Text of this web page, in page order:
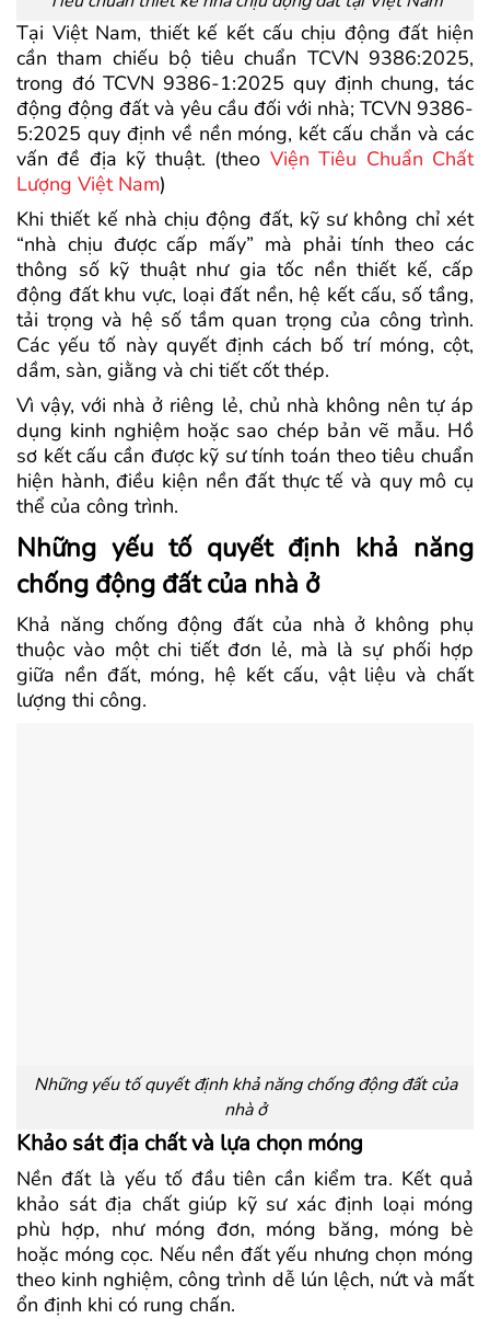
Tại Việt Nam, thiết kế kết cấu chịu động đất hiện
cần tham chiếu bộ tiêu chuẩn TCVN 9386:2025,
trong đó TCVN 9386-1:2025 quy định chung, tác
động động đất và yêu cầu đối với nhà; TCVN 9386-
5:2025 quy định về nền móng, kết cấu chắn và các
vấn đề địa kỹ thuật. (theo Viện Tiêu Chuẩn Chất
Lượng Việt Nam)
Khi thiết kế nhà chịu động đất, kỹ sư không chỉ xét
“nhà chịu được cấp mấy” mà phải tính theo các
thông số kỹ thuật như gia tốc nền thiết kế, cấp
động đất khu vực, loại đất nền, hệ kết cấu, số tầng,
tải trọng và hệ số tầm quan trọng của công trình.
Các yếu tố này quyết định cách bố trí móng, cột,
dầm, sàn, giằng và chi tiết cốt thép.
Vì vậy, với nhà ở riêng lẻ, chủ nhà không nên tự áp
dụng kinh nghiệm hoặc sao chép bản vẽ mẫu. Hồ
sơ kết cấu cần được kỹ sư tính toán theo tiêu chuẩn
hiện hành, điều kiện nền đất thực tế và quy mô cụ
thể của công trình.
Những yếu tố quyết định khả năng
chống động đất của nhà ở
Khả năng chống động đất của nhà ở không phụ
thuộc vào một chi tiết đơn lẻ, mà là sự phối hợp
giữa nền đất, móng, hệ kết cấu, vật liệu và chất
lượng thi công.
Những yếu tố quyết định khả năng chống động đất của
nhà ở
Khảo sát địa chất và lựa chọn móng
Nền đất là yếu tố đầu tiên cần kiểm tra. Kết quả
khảo sát địa chất giúp kỹ sư xác định loại móng
phù hợp, như móng đơn, móng băng, móng bè
hoặc móng cọc. Nếu nền đất yếu nhưng chọn móng
theo kinh nghiệm, công trình dễ lún lệch, nứt và mất
ổn định khi có rung chấn.